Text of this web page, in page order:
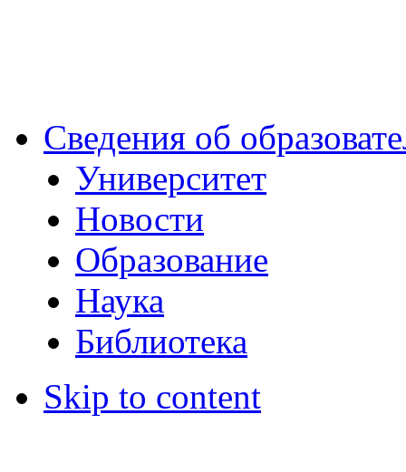
Сведения об
Университет
Новости
Образование
Наука
Библиотека
Skip to content